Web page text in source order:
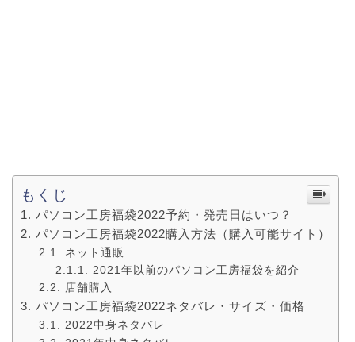
もくじ
パソコン工房福袋2022予約・発売日はいつ？
パソコン工房福袋2022購入方法（購入可能サイト）
ネット通販
2021年以前のパソコン工房福袋を紹介
店舗購入
パソコン工房福袋2022ネタバレ・サイズ・価格
2022中身ネタバレ